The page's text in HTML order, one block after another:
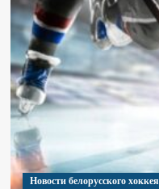
Новости белорусского хоккея